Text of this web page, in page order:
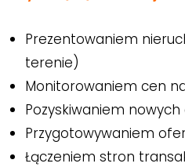
Prezentowaniem
terenie)
Monitorowaniem cen
Pozyskiwaniem
Przygotowywaniem
Łączeniem stron